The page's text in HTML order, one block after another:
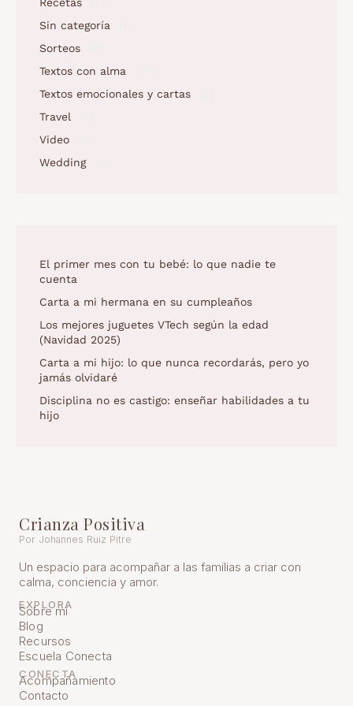
Sin categoría
Sorteos
Textos con alma
Textos emocionales y cartas
Travel
Video
Wedding
El primer mes con tu bebé: lo que nadie te
cuenta
Carta a mi hermana en su cumpleaños
Los mejores juguetes VTech según la edad
(Navidad 2025)
Carta a mi hijo: lo que nunca recordarás, pero yo
jamás olvidaré
Disciplina no es castigo: enseñar habilidades a tu
hijo
Crianza Positiva
Por Johannes Ruiz Pitre
Un espacio para acompañar a las familias a criar con
calma, conciencia y amor.
EXPLORA
Sobre mí
Blog
Recursos
Escuela Conecta
CONECTA
Acompañamiento
Contacto